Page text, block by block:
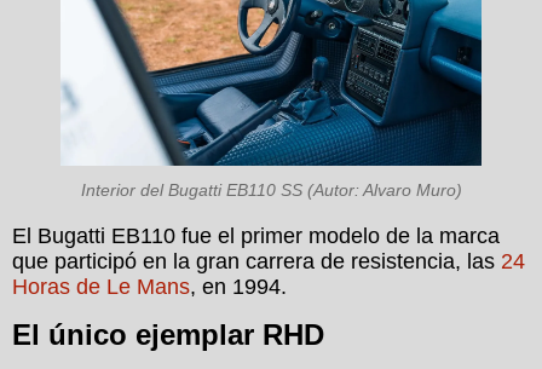
Interior del Bugatti EB110 SS (Autor: Alvaro Muro)
El Bugatti EB110 fue el primer modelo de la marca
que participó en la gran carrera de resistencia, las 24
Horas de Le Mans, en 1994.
El único ejemplar RHD